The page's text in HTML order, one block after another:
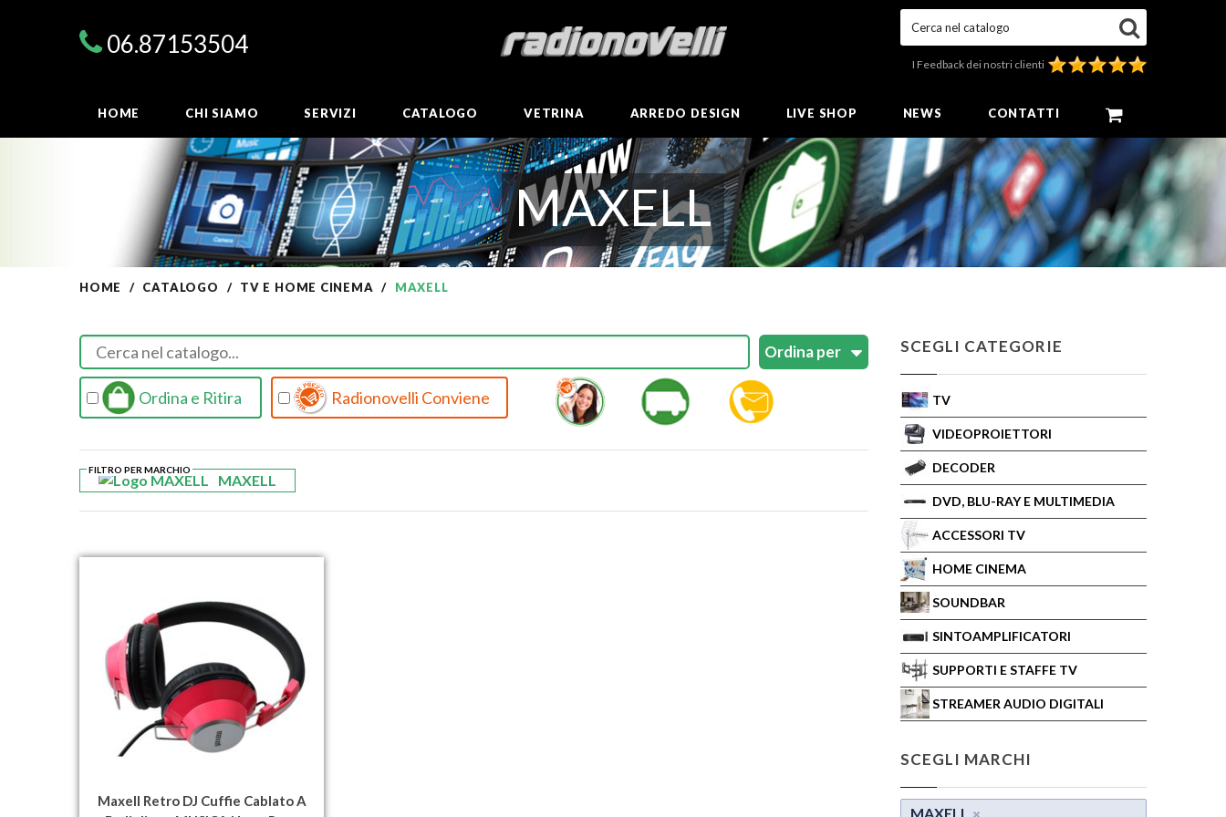
06.87153504
Cerca nel catalogo
I Feedback dei nostri clienti
HOME CHI SIAMO SERVIZI CATALOGO VETRINA ARREDO DESIGN LIVE SHOP NEWS CONTATTI
MAXELL
HOME CATALOGO TV E HOME CINEMA MAXELL
SCEGLI CATEGORIE
TV
VIDEOPROIETTORI
DECODER
DVD, BLU-RAY E MULTIMEDIA
ACCESSORI TV
HOME CINEMA
SOUNDBAR
SINTOAMPLIFICATORI
SUPPORTI E STAFFE TV
STREAMER AUDIO DIGITALI
SCEGLI MARCHI
MAXELL
Ordina e Ritira Radionovelli Conviene
MAXELL
FILTRO PER MARCHIO
Maxell Retro DJ Cuffie Cablato A